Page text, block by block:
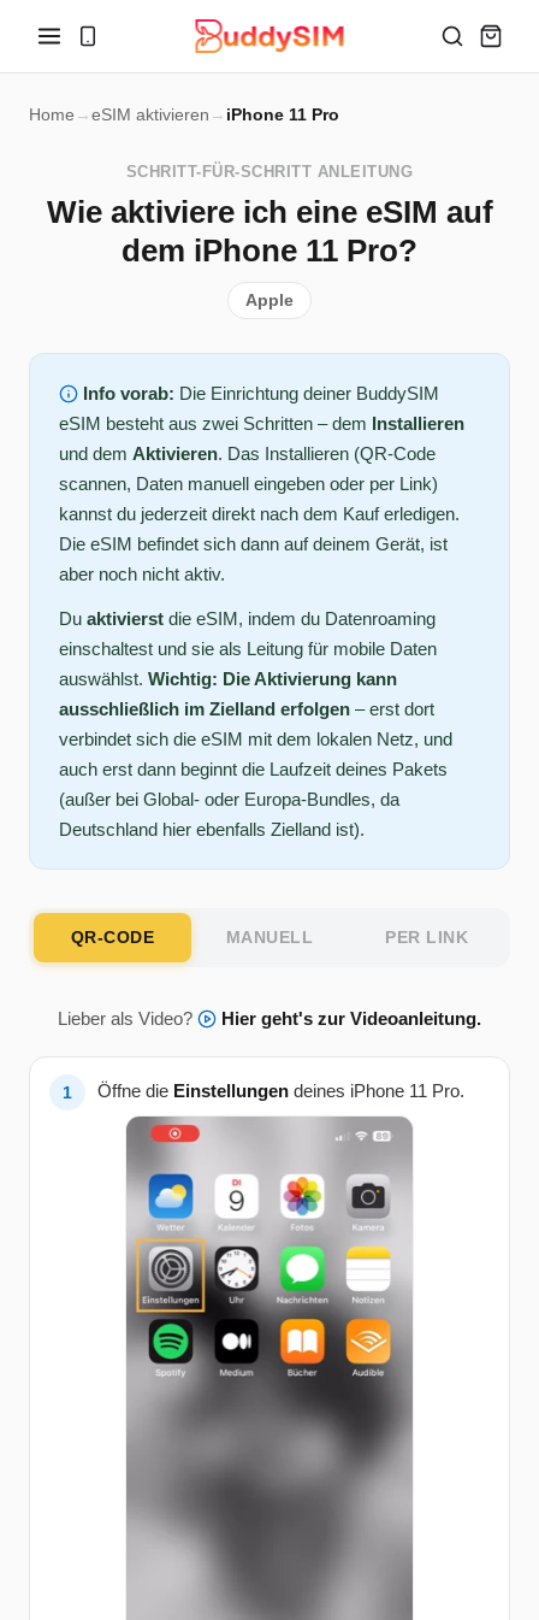
Home →eSIM aktivieren → iPhone 11 Pro
SCHRITT-FÜR-SCHRITT ANLEITUNG
Wie aktiviere ich eine eSIM auf
dem iPhone 11 Pro?
Apple
Info vorab: Die Einrichtung deiner BuddySIM
eSIM besteht aus zwei Schritten – dem Installieren
und dem Aktivieren. Das Installieren (QR-Code
scannen, Daten manuell eingeben oder per Link)
kannst du jederzeit direkt nach dem Kauf erledigen.
Die eSIM befindet sich dann auf deinem Gerät, ist
aber noch nicht aktiv.
Du aktivierst die eSIM, indem du Datenroaming
einschaltest und sie als Leitung für mobile Daten
auswählst. Wichtig: Die Aktivierung kann
ausschließlich im Zielland erfolgen – erst dort
verbindet sich die eSIM mit dem lokalen Netz, und
auch erst dann beginnt die Laufzeit deines Pakets
(außer bei Global- oder Europa-Bundles, da
Deutschland hier ebenfalls Zielland ist).
QR-CODE MANUELL PER LINK
Lieber als Video? Hier geht's zur Videoanleitung.
Öffne die Einstellungen deines iPhone 11 Pro.